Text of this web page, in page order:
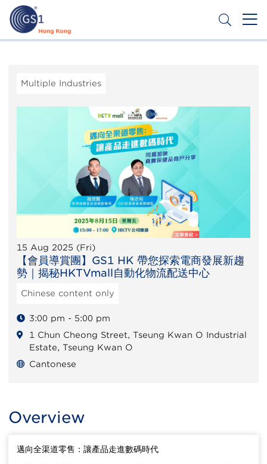
Skip
main
content
Second
Menu
Multiple Industries
15 Aug 2025 (Fri)
【會員導賞團】GS1 HK 帶您探索電商發展新趨
勢｜揭秘HKTVmall自動化物流配送中心
Chinese content only
3:00 pm - 5:00 pm
1 Chun Cheong Street, Tseung Kwan O Industrial
Estate, Tseung Kwan O
Cantonese
Overview
邁向全渠道零售：讓產品走進數碼時代